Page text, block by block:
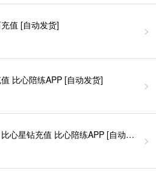
值 [自动发货]
比心陪练APP [自动发货]
比心陪练星钻充值 比心星钻充值 比心陪练APP [自动发货]